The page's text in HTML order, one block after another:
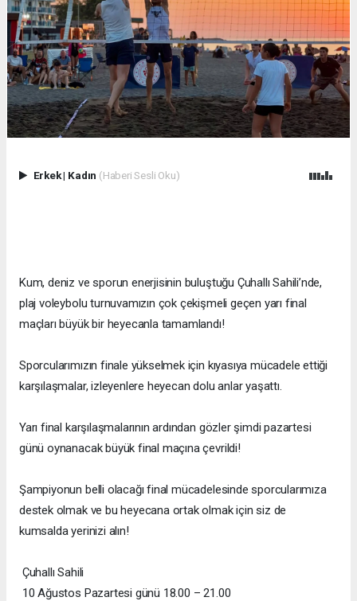
Erkek| Kadın (Haberi Sesli Oku)
Kum, deniz ve sporun enerjisinin buluştuğu Çuhallı Sahili’nde,
plaj voleybolu turnuvamızın çok çekişmeli geçen yarı final
maçları büyük bir heyecanla tamamlandı!
Sporcularımızın finale yükselmek için kıyasıya mücadele ettiği
karşılaşmalar, izleyenlere heyecan dolu anlar yaşattı.
Yarı final karşılaşmalarının ardından gözler şimdi pazartesi
günü oynanacak büyük final maçına çevrildi!
Şampiyonun belli olacağı final mücadelesinde sporcularımıza
destek olmak ve bu heyecana ortak olmak için siz de
kumsalda yerinizi alın!
Çuhallı Sahili
10 Ağustos Pazartesi günü 18.00 – 21.00